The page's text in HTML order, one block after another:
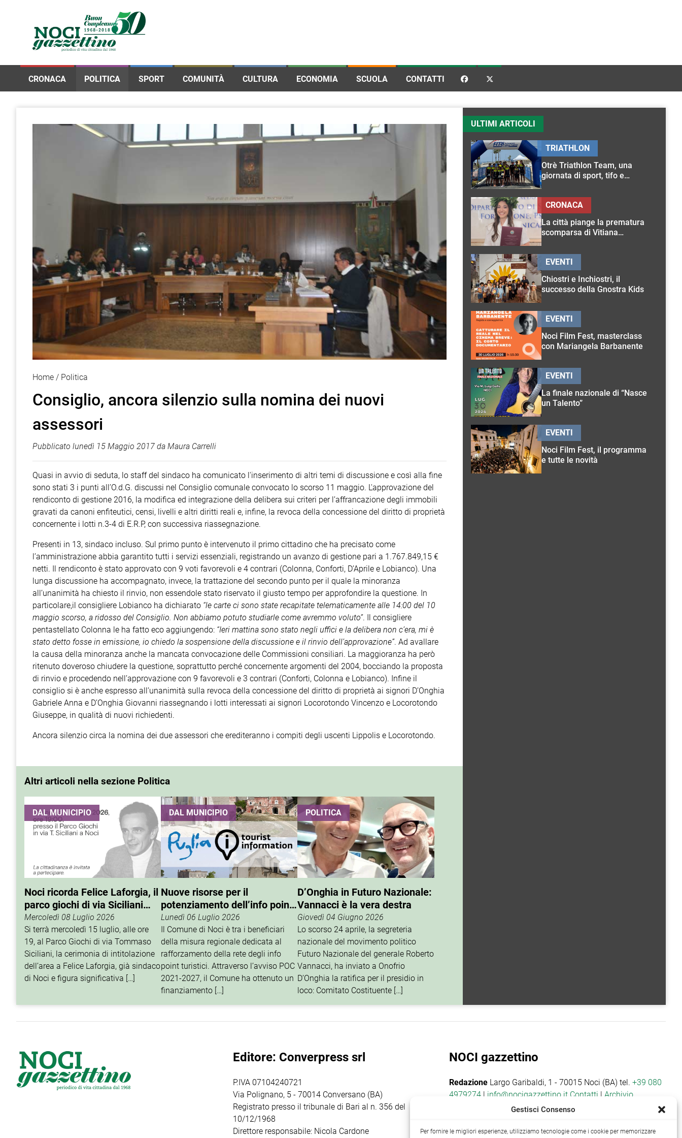
CRONACA POLITICA SPORT COMUNITÀ CULTURA ECONOMIA SCUOLA CONTATTI  
Home Politica
Consiglio, ancora silenzio sulla nomina dei nuovi
assessori
Pubblicato lunedì 15 Maggio 2017 da Maura Carrelli
Quasi in avvio di seduta, lo staff del sindaco ha comunicato l'inserimento di altri temi di discussione e così alla fine
sono stati 3 i punti all’O.d.G. discussi nel Consiglio comunale convocato lo scorso 11 maggio. L'approvazione del
rendiconto di gestione 2016, la modifica ed integrazione della delibera sui criteri per l’affrancazione degli immobili
gravati da canoni enfiteutici, censi, livelli e altri diritti reali e, infine, la revoca della concessione del diritto di proprietà
concernente i lotti n.3-4 di E.R.P, con successiva riassegnazione.
Presenti in 13, sindaco incluso. Sul primo punto è intervenuto il primo cittadino che ha precisato come
l’amministrazione abbia garantito tutti i servizi essenziali, registrando un avanzo di gestione pari a 1.767.849,15 €
netti. Il rendiconto è stato approvato con 9 voti favorevoli e 4 contrari (Colonna, Conforti, D’Aprile e Lobianco). Una
lunga discussione ha accompagnato, invece, la trattazione del secondo punto per il quale la minoranza
all’unanimità ha chiesto il rinvio, non essendole stato riservato il giusto tempo per approfondire la questione. In
particolare,il consigliere Lobianco ha dichiarato “le carte ci sono state recapitate telematicamente alle 14:00 del 10
maggio scorso, a ridosso del Consiglio. Non abbiamo potuto studiarle come avremmo voluto”. Il consigliere
pentastellato Colonna le ha fatto eco aggiungendo: “Ieri mattina sono stato negli uffici e la delibera non c’era, mi è
stato detto fosse in emissione, io chiedo la sospensione della discussione e il rinvio dell’approvazione”. Ad avallare
la causa della minoranza anche la mancata convocazione delle Commissioni consiliari. La maggioranza ha però
ritenuto doveroso chiudere la questione, soprattutto perché concernente argomenti del 2004, bocciando la proposta
di rinvio e procedendo nell’approvazione con 9 favorevoli e 3 contrari (Conforti, Colonna e Lobianco). Infine il
consiglio si è anche espresso all’unanimità sulla revoca della concessione del diritto di proprietà ai signori D’Onghia
Gabriele Anna e D’Onghia Giovanni riassegnando i lotti interessati ai signori Locorotondo Vincenzo e Locorotondo
Giuseppe, in qualità di nuovi richiedenti.
Ancora silenzio circa la nomina dei due assessori che erediteranno i compiti degli uscenti Lippolis e Locorotondo.
Altri articoli nella sezione Politica
DAL MUNICIPIO
Noci ricorda Felice Laforgia, il
parco giochi di via Siciliani
porterà il suo nome
Mercoledì 08 Luglio 2026
Si terrà mercoledì 15 luglio, alle ore
19, al Parco Giochi di via Tommaso
Siciliani, la cerimonia di intitolazione
dell’area a Felice Laforgia, già sindaco
di Noci e figura significativa […]
DAL MUNICIPIO
Nuove risorse per il
potenziamento dell’info point
turistico
Lunedì 06 Luglio 2026
Il Comune di Noci è tra i beneficiari
della misura regionale dedicata al
rafforzamento della rete degli info
point turistici. Attraverso l’avviso POC
2021-2027, il Comune ha ottenuto un
finanziamento […]
POLITICA
D’Onghia in Futuro Nazionale:
Vannacci è la vera destra
Giovedì 04 Giugno 2026
Lo scorso 24 aprile, la segreteria
nazionale del movimento politico
Futuro Nazionale del generale Roberto
Vannacci, ha inviato a Onofrio
D’Onghia la ratifica per il presidio in
loco: Comitato Costituente […]
ULTIMI ARTICOLI
Otrè Triathlon Team, una
giornata di sport, tifo e
TRIATHLON
La città piange la prematura
scomparsa di Vitiana
CRONACA
Chiostri e Inchiostri, il
successo della Gnostra Kids
EVENTI
Noci Film Fest, masterclass
con Mariangela Barbanente
EVENTI
La finale nazionale di “Nasce
un Talento”
EVENTI
Noci Film Fest, il programma
e tutte le novità
EVENTI
Editore: Converpress srl
P.IVA 07104240721
Via Polignano, 5 - 70014 Conversano (BA)
Registrato presso il tribunale di Bari al n. 356 del
10/12/1968
Direttore responsabile: Nicola Cardone
NOCI gazzettino
Redazione Largo Garibaldi, 1 - 70015 Noci (BA) tel.+39 080
4979274 | info@nocigazzettino.it Contatti | Archivio
Gestisci Consenso
Per fornire le migliori esperienze, utilizziamo tecnologie come i cookie per memorizzare